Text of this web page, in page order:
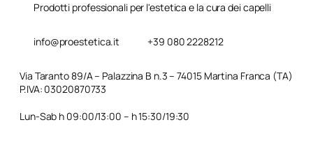
Prodotti professionali per l'estetica e la cura dei capelli
info@proestetica.it +39 080 2228212
Via Taranto 89/A – Palazzina B n.3 – 74015 Martina Franca (TA)
P.IVA: 03020870733
Lun-Sab h 09:00/13:00 – h 15:30/19:30